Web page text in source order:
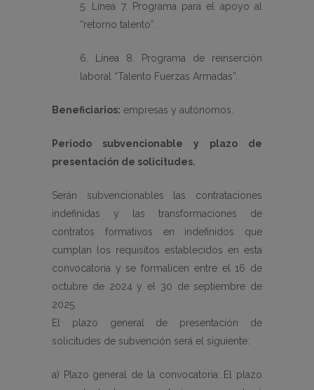
5. Línea 7. Programa para el apoyo al
“retorno talento”.
6. Línea 8. Programa de reinserción
laboral “Talento Fuerzas Armadas”.
Beneficiarios: empresas y autónomos.
Periodo subvencionable y plazo de
presentación de solicitudes.
Serán subvencionables las contrataciones
indefinidas y las transformaciones de
contratos formativos en indefinidos que
cumplan los requisitos establecidos en esta
convocatoria y se formalicen entre el 16 de
octubre de 2024 y el 30 de septiembre de
2025.
El plazo general de presentación de
solicitudes de subvención será el siguiente:
a) Plazo general de la convocatoria: El plazo